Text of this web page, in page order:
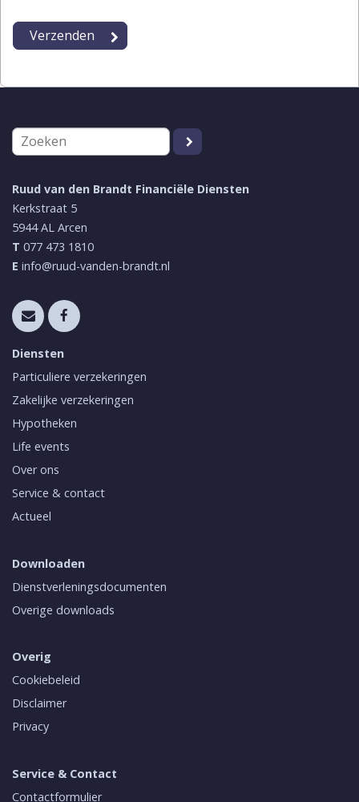
Ruud van den Brandt Financiële Diensten
Kerkstraat 5
5944 AL Arcen
T 077 473 1810
E info@ruud-vanden-brandt.nl
Diensten
Particuliere verzekeringen
Zakelijke verzekeringen
Hypotheken
Life events
Over ons
Service & contact
Actueel
Downloaden
Dienstverleningsdocumenten
Overige downloads
Overig
Cookiebeleid
Disclaimer
Privacy
Service & Contact
Contactformulier